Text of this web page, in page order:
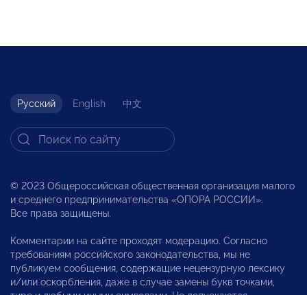
Русский English 中文
© 2023 Общероссийская общественная организация малого
и среднего предпринимательства «ОПОРА РОССИИ».
Все права защищены.
Комментарии на сайте проходят модерацию. Согласно
требованиям российского законодательства, мы не
публикуем сообщения, содержащие нецензурную лексику
и/или оскорбления, даже в случае замены букв точками,